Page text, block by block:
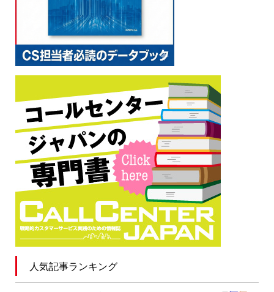
人気記事ランキング